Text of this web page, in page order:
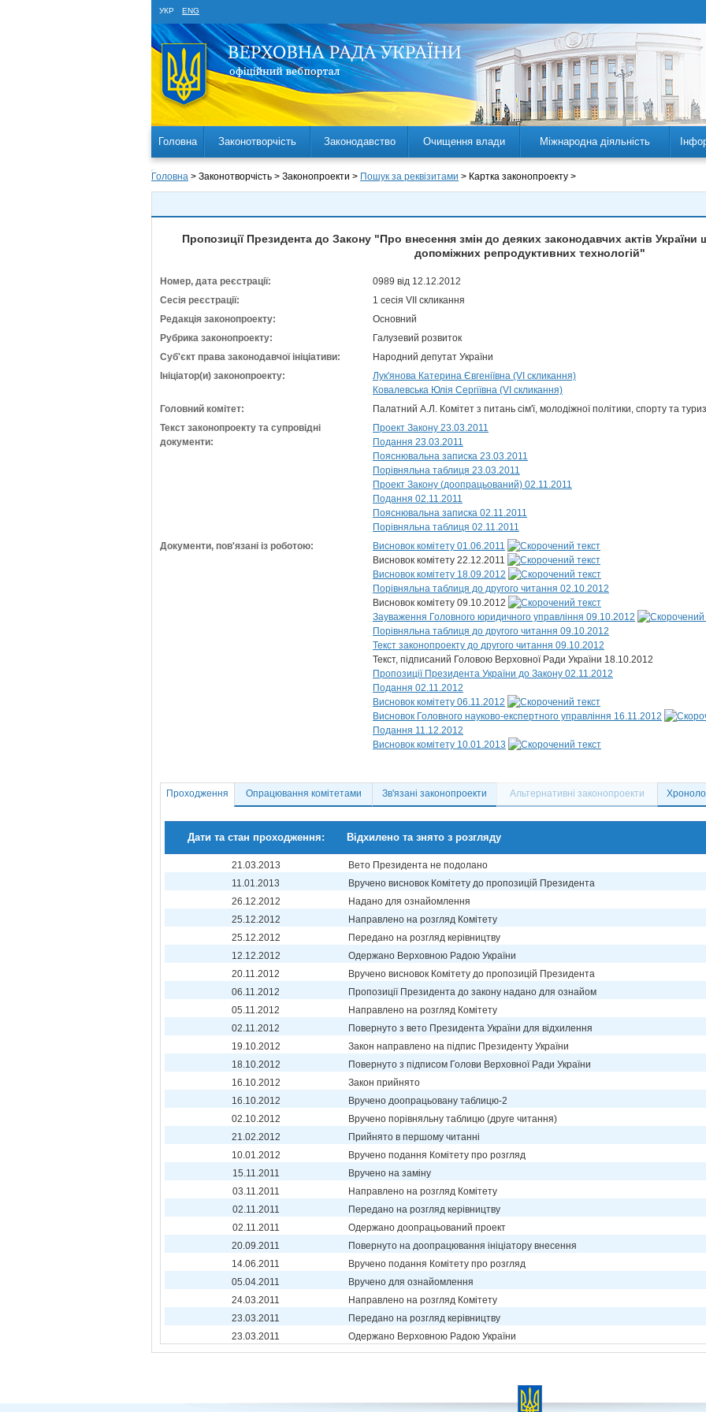
УКР ENG
Головна Законотворчість Законодавство Очищення влади Міжнародна діяльність
Головна > Законотворчість > Законопроекти > Пошук за реквізитами > Картка законопроекту >
Пропозиції Президента до Закону "Про внесення змін до деяких законодавчих актів
допоміжних репродуктивних технологій"
Номер, дата реєстрації:
0989 від 12.12.2012
Сесія реєстрації:
1 сесія VII скликання
Редакція законопроекту:
Основний
Рубрика законопроекту:
Галузевий розвиток
Суб'єкт права законодавчої ініціативи:
Народний депутат України
Ініціатор(и) законопроекту:
Лук'янова Катерина Євгеніївна (VI скликання)
Ковалевська Юлія Сергіївна (VI скликання)
Головний комітет:
Палатний А.Л. Комітет з питань сім'ї, молодіжної політики, спорту та
Текст законопроекту та супровідні
документи:
Проект Закону 23.03.2011
Подання 23.03.2011
Пояснювальна записка 23.03.2011
Порівняльна таблиця 23.03.2011
Проект Закону (доопрацьований) 02.11.2011
Подання 02.11.2011
Пояснювальна записка 02.11.2011
Порівняльна таблиця 02.11.2011
Документи, пов'язані із роботою:
Висновок комітету 01.06.2011
Висновок комітету 22.12.2011
Висновок комітету 18.09.2012
Порівняльна таблиця до другого читання 02.10.2012
Висновок комітету 09.10.2012
Зауваження Головного юридичного управління 09.10.2012
Порівняльна таблиця до другого читання 09.10.2012
Текст законопроекту до другого читання 09.10.2012
Текст, підписаний Головою Верховної Ради України 18.10.2012
Пропозиції Президента України до Закону 02.11.2012
Подання 02.11.2012
Висновок комітету 06.11.2012
Висновок Головного науково-експертного управління 16.11.2012
Подання 11.12.2012
Висновок комітету 10.01.2013
Проходження Опрацювання комітетами Зв'язані законопроекти Альтернативні законопроекти
Дати та стан проходження: Відхилено та знято з розгляду
21.03.2013
Вето Президента не подолано
11.01.2013
Вручено висновок Комітету до пропозицій Президента
26.12.2012
Надано для ознайомлення
25.12.2012
Направлено на розгляд Комітету
25.12.2012
Передано на розгляд керівництву
12.12.2012
Одержано Верховною Радою України
20.11.2012
Вручено висновок Комітету до пропозицій Президента
06.11.2012
Пропозиції Президента до закону надано для ознайом
05.11.2012
Направлено на розгляд Комітету
02.11.2012
Повернуто з вето Президента України для відхилення
19.10.2012
Закон направлено на підпис Президенту України
18.10.2012
Повернуто з підписом Голови Верховної Ради України
16.10.2012
Закон прийнято
16.10.2012
Вручено доопрацьовану таблицю-2
02.10.2012
Вручено порівняльну таблицю (друге читання)
21.02.2012
Прийнято в першому читанні
10.01.2012
Вручено подання Комітету про розгляд
15.11.2011
Вручено на заміну
03.11.2011
Направлено на розгляд Комітету
02.11.2011
Передано на розгляд керівництву
02.11.2011
Одержано доопрацьований проект
20.09.2011
Повернуто на доопрацювання ініціатору внесення
14.06.2011
Вручено подання Комітету про розгляд
05.04.2011
Вручено для ознайомлення
24.03.2011
Направлено на розгляд Комітету
23.03.2011
Передано на розгляд керівництву
23.03.2011
Одержано Верховною Радою України